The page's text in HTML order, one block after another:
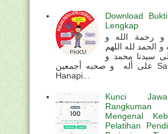
Download
Lengkap
و رحمة الله و
و الحمد لله اللهم
سيدنا محمد و
على أله و صحبه أجمعين Salam Sahabat
Hanapi...
Kunci
Mengenal
Pelatihan